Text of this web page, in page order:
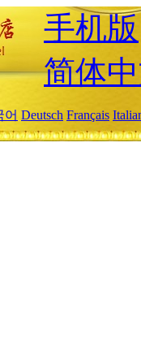
手机版
简体
어 Deutsch Français